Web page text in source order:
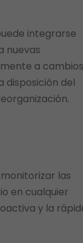
integrarse
nuevas
a cambios
disposición del
las
en cualquier
y la